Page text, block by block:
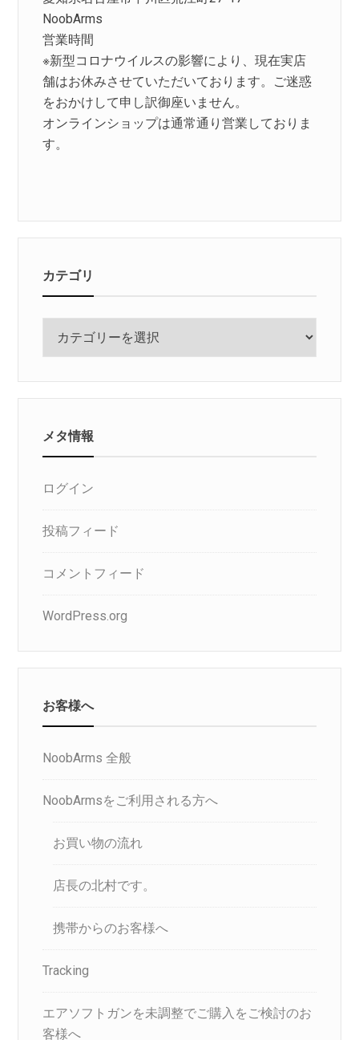
NoobArms
営業時間
※新型コロナウイルスの影響により、現在実店
舗はお休みさせていただいております。ご迷惑
をおかけして申し訳御座いません。
オンラインショップは通常通り営業しておりま
す。
カテゴリ
メタ情報
ログイン
投稿フィード
コメントフィード
WordPress.org
お客様へ
NoobArms 全般
NoobArmsをご利用される方へ
お買い物の流れ
店長の北村です。
携帯からのお客様へ
Tracking
エアソフトガンを未調整でご購入をご検討のお
客様へ